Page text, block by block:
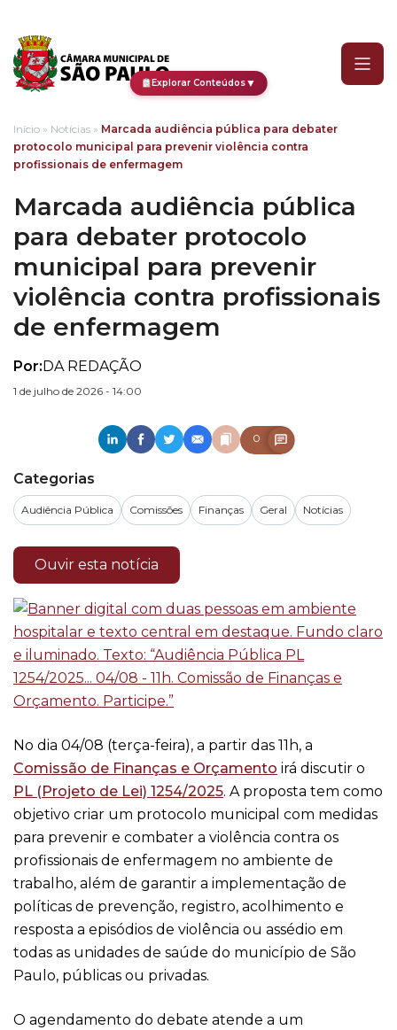
Explorar Conteúdos▼
Início » Notícias » Marcada audiência pública para debater
protocolo municipal para prevenir violência contra
profissionais de enfermagem
Marcada audiência pública
para debater protocolo
municipal para prevenir
violência contra profissionais
de enfermagem
Por:DA REDAÇÃO
1 de julho de 2026 - 14:00
0
Categorias
Audiência Pública Comissões Finanças Geral Notícias
Ouvir esta notícia
No dia 04/08 (terça-feira), a partir das 11h, a
Comissão de Finanças e Orçamento irá discutir o
PL (Projeto de Lei) 1254/2025. A proposta tem como
objetivo criar um protocolo municipal com medidas
para prevenir e combater a violência contra os
profissionais de enfermagem no ambiente de
trabalho, além de garantir a implementação de
políticas de prevenção, registro, acolhimento e
resposta a episódios de violência ou assédio em
todas as unidades de saúde do município de São
Paulo, públicas ou privadas.
O agendamento do debate atende a um